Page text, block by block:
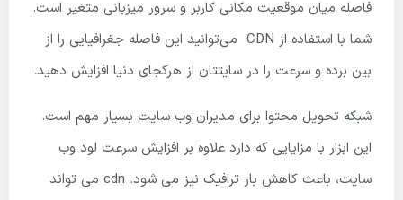
فاصله میان موقعیت مکانی کاربر و سرور میزبانی متغیر است.
شما با استفاده از CDN می‌توانید این فاصله جغرافیایی را از
بین برده و سرعت را در سایتتان از هرکجای دنیا افزایش دهید.
شبکه تحویل محتوا برای مدیران وب سایت بسیار مهم است.
این ابزار با مزایایی که دارد علاوه بر افزایش سرعت لود وب
سایت، باعث کاهش بار ترافیک نیز می شود. cdn می تواند